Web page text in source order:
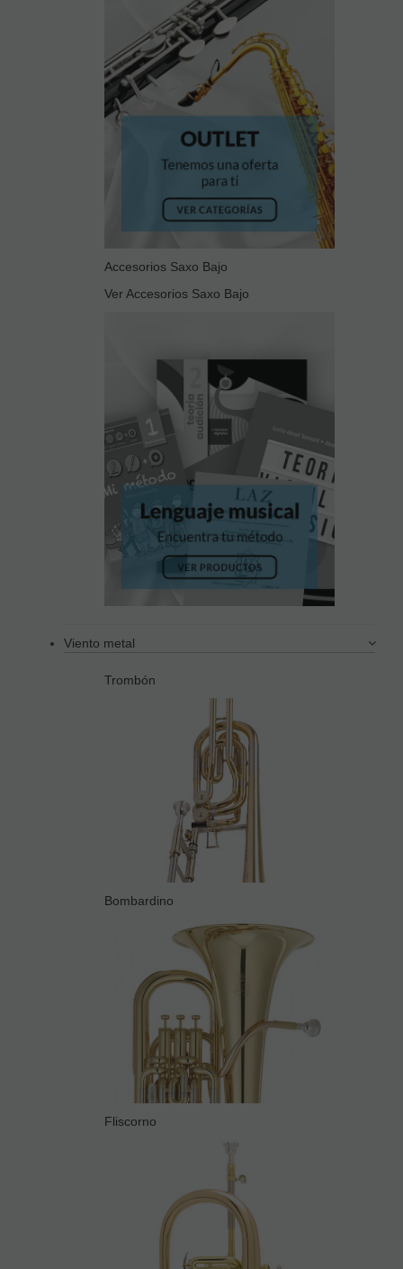
Accesorios Saxo Bajo
Ver Accesorios Saxo Bajo
Viento metal
Trombón
Bombardino
Fliscorno